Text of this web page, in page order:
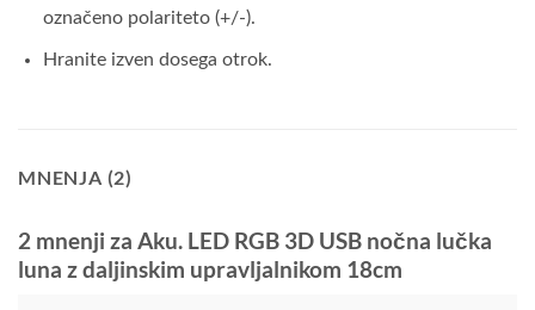
označeno polariteto (+/-).
Hranite izven dosega otrok.
MNENJA (2)
2 mnenji za Aku. LED RGB 3D USB nočna lučka
luna z daljinskim upravljalnikom 18cm